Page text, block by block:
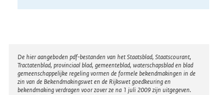
Disclaimer
De hier aangeboden pdf-bestanden van het Staatsblad, Staatscourant,
Tractatenblad, provinciaal blad, gemeenteblad, waterschapsblad en blad
gemeenschappelijke regeling vormen de formele bekendmakingen in de
zin van de Bekendmakingswet en de Rijkswet goedkeuring en
bekendmaking verdragen voor zover ze na 1 juli 2009 zijn uitgegeven.